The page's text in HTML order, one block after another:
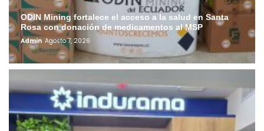
ODIN Mining fortalece el acceso a la salud en Santa
Rosa con donación de medicamentos al MSP
Admin Agosto 7, 2026